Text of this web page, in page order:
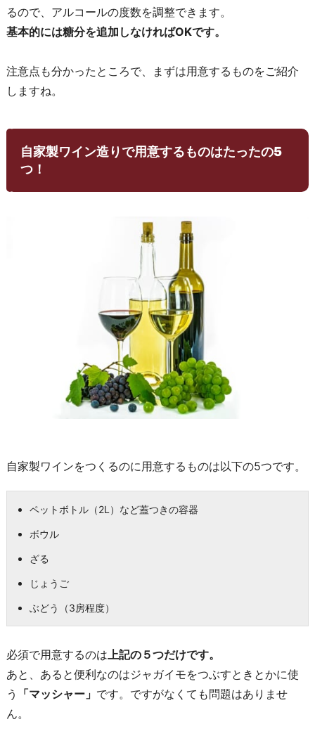
るので、アルコールの度数を調整できます。
基本的には糖分を追加しなければOKです。
注意点も分かったところで、まずは用意するものをご紹介
しますね。
自家製ワイン造りで用意するものはたったの5
つ！
自家製ワインをつくるのに用意するものは以下の5つです。
ペットボトル（2L）など蓋つきの容器
ボウル
ざる
じょうご
ぶどう（3房程度）
必須で用意するのは 上記の５つだけです。
あと、あると便利なのはジャガイモをつぶすときとかに使
う
「マッシャー」 です。ですがなくても問題はありませ
ん。